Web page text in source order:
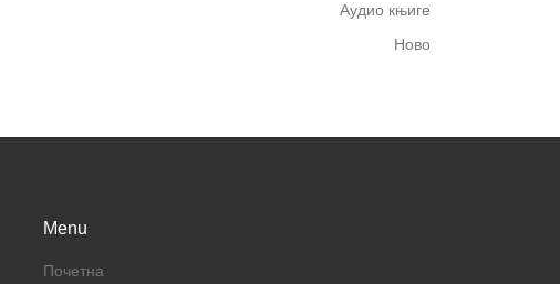
Аудио књиге
Ново
Menu
Почетна